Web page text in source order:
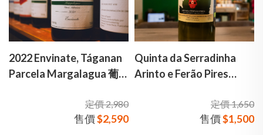
2022 Envinate, Táganan
Parcela Margalagua 葡
定價 2,980
售價$2,590
Quinta da Serradinha
Arinto e Ferão Pires
多與費爾南·皮雷斯 白酒
定價 1,650
售價$1,500